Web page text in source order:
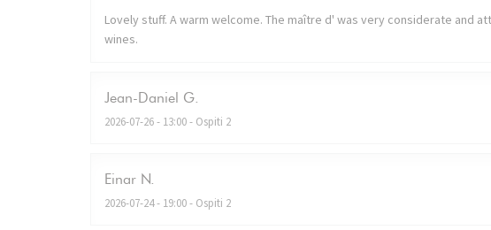
Lovely stuff. A warm welcome. The maître d' was very considerate and
wines.
Jean-Daniel G
2026-07-26- 13:00 - Ospiti 2
Einar N
2026-07-24- 19:00 - Ospiti 2